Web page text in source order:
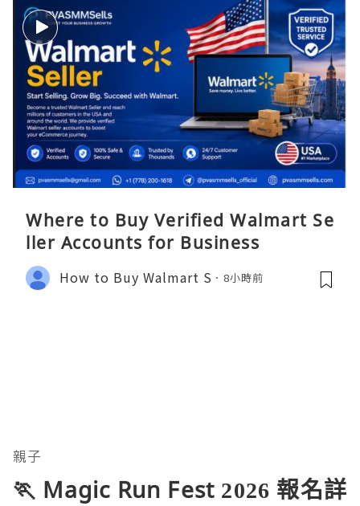
Where to Buy Verified Walmart Se
ller Accounts for Business
How to Buy Walmart S 8小時前
親子
🏃 Magic Run Fest 2026 報名詳